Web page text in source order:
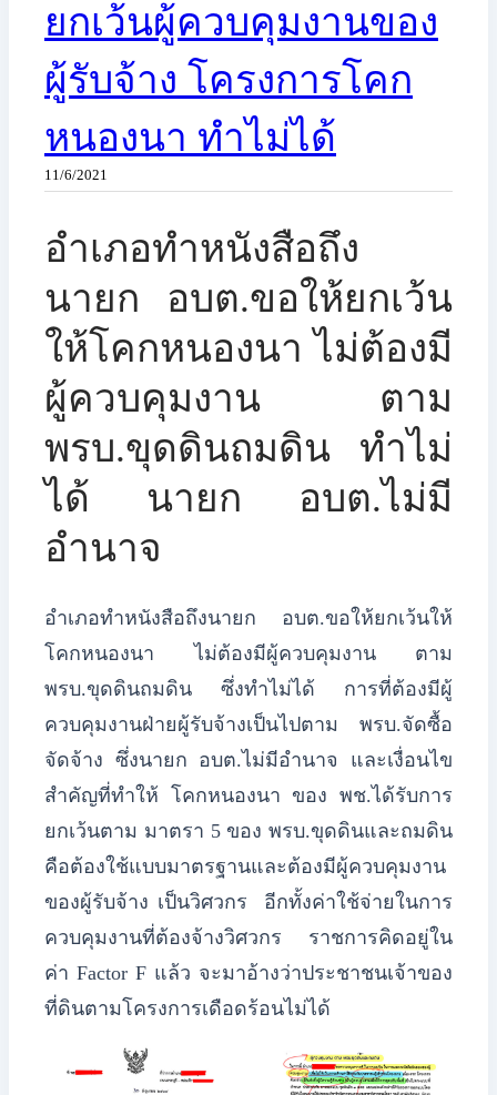
ยกเว้นผู้ควบคุมงานของ
ผู้รับจ้าง โครงการโคก
หนองนา ทำไม่ได้
11/6/2021
​อำเภอทำหนังสือถึง
นายก อบต.ขอให้ยกเว้น
ให้โคกหนองนา ไม่ต้องมี
ผู้ควบคุมงาน ตาม
พรบ.ขุดดินถมดิน ทำไม่
ได้ นายก อบต.ไม่มี
อำนาจ
​อำเภอทำหนังสือถึงนายก อบต.ขอให้ยกเว้นให้
โคกหนองนา ไม่ต้องมีผู้ควบคุมงาน ตาม
พรบ.ขุดดินถมดิน ซึ่งทำไม่ได้ การที่ต้องมีผู้
ควบคุมงานฝ่ายผู้รับจ้างเป็นไปตาม พรบ.จัดซื้อ
จัดจ้าง ซึ่งนายก อบต.ไม่มีอำนาจ และเงื่อนไข
สำคัญที่ทำให้ โคกหนองนา ของ พช.ได้รับการ
ยกเว้นตาม มาตรา 5 ของ พรบ.ขุดดินและถมดิน
คือต้องใช้แบบมาตรฐานและต้องมีผู้ควบคุมงาน
ของผู้รับจ้าง เป็นวิศวกร อีกทั้งค่าใช้จ่ายในการ
ควบคุมงานที่ต้องจ้างวิศวกร ราชการคิดอยู่ใน
ค่า Factor F แล้ว จะมาอ้างว่าประชาชนเจ้าของ
ที่ดินตามโครงการเดือดร้อนไม่ได้